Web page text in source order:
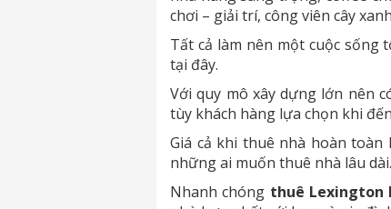
chơi – giải trí, công viên cây
Tất cả làm nên một cuộc sống
tại đây.
Với quy mô xây dựng lớn nên
tùy khách hàng lựa chọn khi
Giá cả khi thuê nhà hoàn
những ai muốn thuê nhà lâu dài.
Nhanh chóng thuê Lexington